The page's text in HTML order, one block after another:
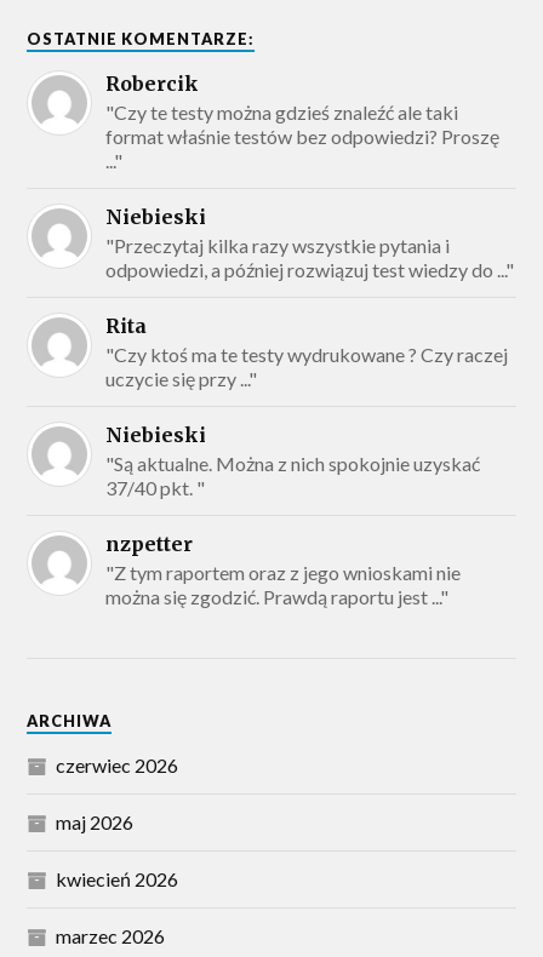
OSTATNIE KOMENTARZE:
Robercik
"Czy te testy można gdzieś znaleźć ale taki
format właśnie testów bez odpowiedzi? Proszę
..."
Niebieski
"Przeczytaj kilka razy wszystkie pytania i
odpowiedzi, a później rozwiązuj test wiedzy do ..."
Rita
"Czy ktoś ma te testy wydrukowane ? Czy raczej
uczycie się przy ..."
Niebieski
"Są aktualne. Można z nich spokojnie uzyskać
37/40 pkt. "
nzpetter
"Z tym raportem oraz z jego wnioskami nie
można się zgodzić. Prawdą raportu jest ..."
ARCHIWA
czerwiec 2026
maj 2026
kwiecień 2026
marzec 2026